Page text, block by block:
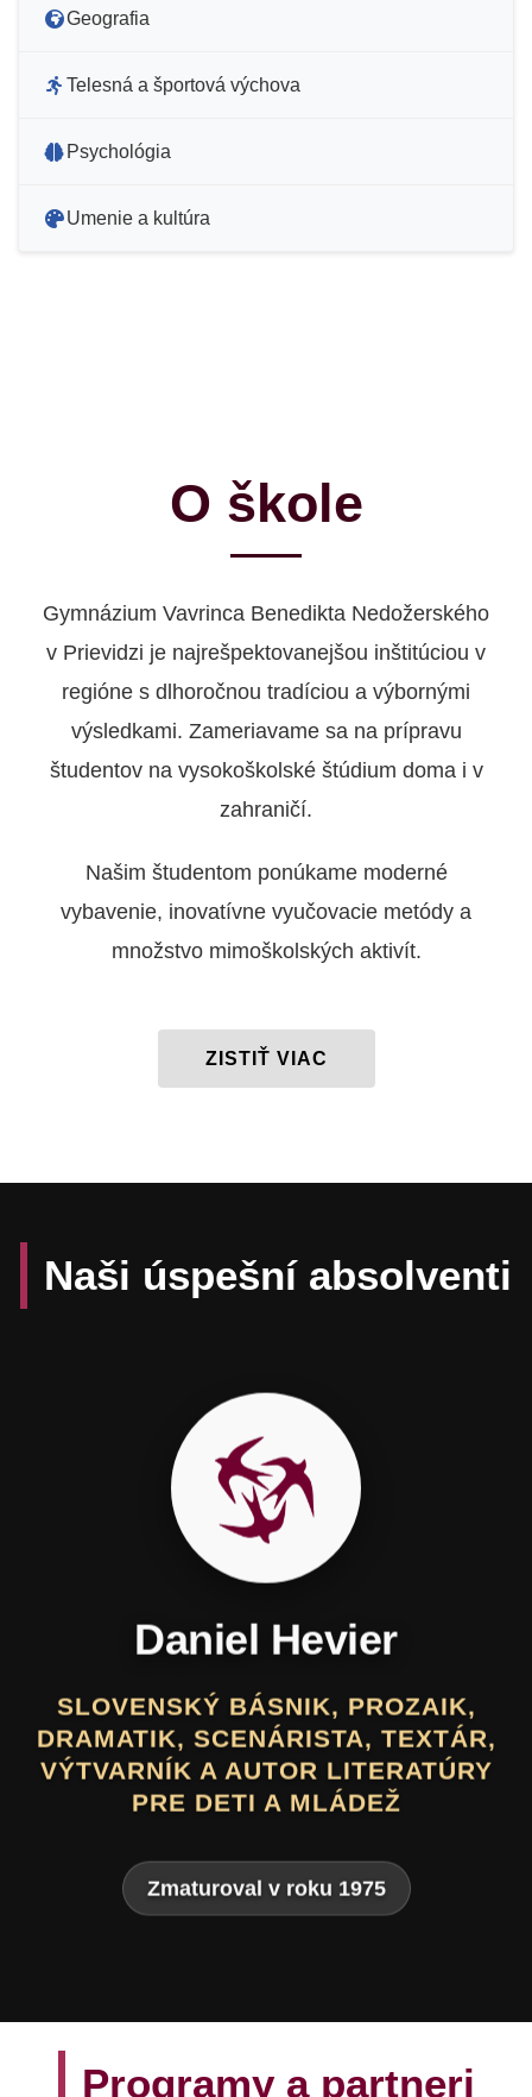
Geografia
Telesná a športová výchova
Psychológia
Umenie a kultúra
O škole
Gymnázium Vavrinca Benedikta Nedožerského
v Prievidzi je najrešpektovanejšou inštitúciou v
regióne s dlhoročnou tradíciou a výbornými
výsledkami. Zameriavame sa na prípravu
študentov na vysokoškolské štúdium doma i v
zahraničí.
Našim študentom ponúkame moderné
vybavenie, inovatívne vyučovacie metódy a
množstvo mimoškolských aktivít.
ZISTIŤ VIAC
Naši úspešní absolventi
Daniel Hevier
SLOVENSKÝ BÁSNIK, PROZAIK,
DRAMATIK, SCENÁRISTA, TEXTÁR,
VÝTVARNÍK A AUTOR LITERATÚRY
PRE DETI A MLÁDEŽ
Zmaturoval v roku 1975
Programy a partneri